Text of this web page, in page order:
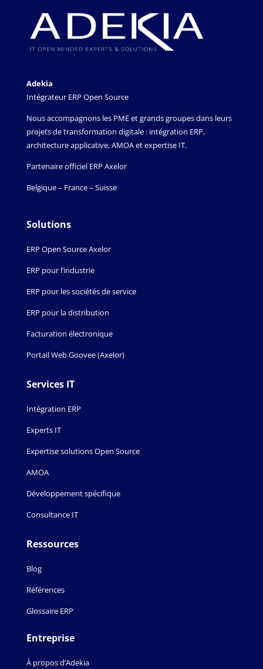
Adekia
Intégrateur ERP Open Source
Nous accompagnons les PME et grands groupes dans leurs
projets de transformation digitale : intégration ERP,
architecture applicative, AMOA et expertise IT.
Partenaire officiel ERP Axelor
Belgique – France – Suisse
Solutions
ERP Open Source Axelor
ERP pour l’industrie
ERP pour les sociétés de service
ERP pour la distribution
Facturation électronique
Portail Web Goovee (Axelor)
Services IT
Intégration ERP
Experts IT
Expertise solutions Open Source
AMOA
Développement spécifique
Consultance IT
Ressources
Blog
Références
Glossaire ERP
Entreprise
À propos d’Adekia